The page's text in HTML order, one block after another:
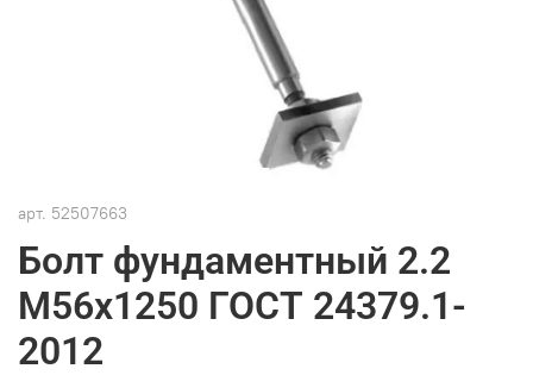
арт. 52507663
Болт фундаментный 2.2
М56х1250 ГОСТ 24379.1-
2012